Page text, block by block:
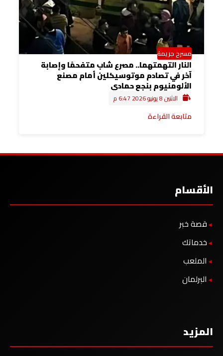
مسرح جريمة
النار التهمتهما.. مصرع شاب متفحمًا وإصابة
آخر في تصادم موتوسيكلين أمام مصنع
الألومنيوم بنجع حمادي
الاثنين 8 يونيو 2026 6:47 م
متابعة القراءة
الأقسام
قصة خبر
خدماتك
الملعب
البرلمان
المزيد